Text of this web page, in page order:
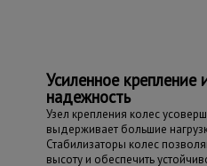
Усиленное крепление
надежность
Узел крепления колес
выдерживает большие
Стабилизаторы колес
высоту и обеспечить